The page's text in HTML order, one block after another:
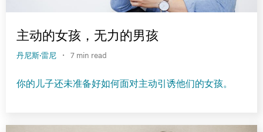
主动的女孩，无力的男孩
丹尼斯·雷尼 · 7 min read
你的儿子还未准备好如何面对主动引诱他们的女孩。